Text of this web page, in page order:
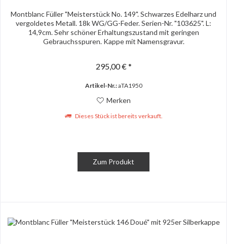
Montblanc Füller "Meisterstück No. 149". Schwarzes Edelharz und
vergoldetes Metall. 18k WG/GG-Feder. Serien-Nr. "103625". L:
14,9cm. Sehr schöner Erhaltungszustand mit geringen
Gebrauchsspuren. Kappe mit Namensgravur.
295,00 € *
Artikel-Nr.:aTA1950
Merken
Dieses Stück ist bereits verkauft.
Zum Produkt